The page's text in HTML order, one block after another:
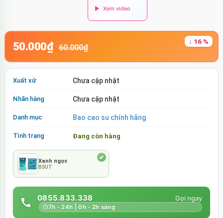
50.000₫ 60.000₫
↓ 16 %
Xuất xứ Chưa cập nhật
Nhãn hàng Chưa cập nhật
Danh mục Bao cao su chính hãng
Tình trạng Đang còn hàng
Xanh ngọc
BSUT
0855.833.338
7h - 24h | 0h - 2h sáng